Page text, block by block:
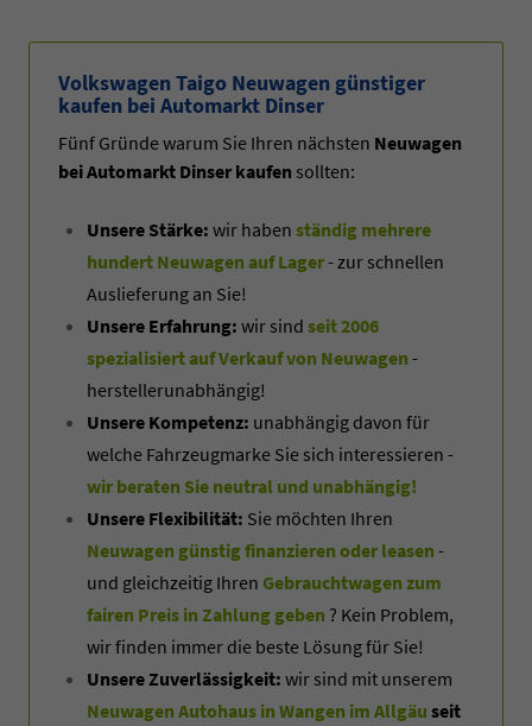
Volkswagen Taigo Neuwagen günstiger
kaufen bei Automarkt Dinser
Fünf Gründe warum Sie Ihren nächsten Neuwagen
bei Automarkt Dinser kaufen sollten:
Unsere Stärke: wir haben ständig mehrere
hundert Neuwagen auf Lager- zur schnellen
Auslieferung an Sie!
Unsere Erfahrung: wir sind seit 2006
spezialisiert auf Verkauf von Neuwagen -
herstellerunabhängig!
Unsere Kompetenz: unabhängig davon für
welche Fahrzeugmarke Sie sich interessieren -
wir beraten Sie neutral und unabhängig!
Unsere Flexibilität: Sie möchten Ihren
Neuwagen günstig finanzieren oder leasen -
und gleichzeitig Ihren Gebrauchtwagen zum
fairen Preis in Zahlung geben ? Kein Problem,
wir finden immer die beste Lösung für Sie!
Unsere Zuverlässigkeit: wir sind mit unserem
Neuwagen Autohaus in Wangen im Allgäu seit